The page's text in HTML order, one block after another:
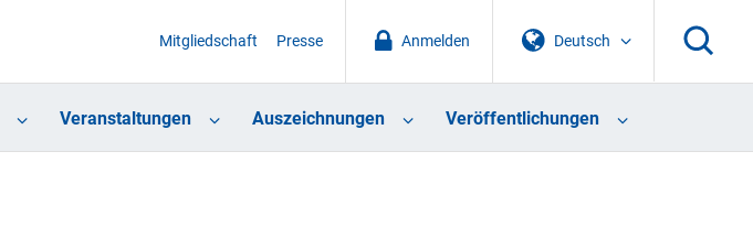
Deutsch
Anmelden
Mitgliedschaft Presse
Veranstaltungen Auszeichnungen Veröffentlichungen